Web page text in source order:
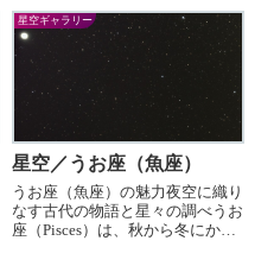
双子の形を描いています。この星
座は、ギリシャ神話のカストルと
ポルックスという双子に由来して
おり、その美しさと神秘性から...
星空ギャラリー
星空／うお座（魚座）
うお座（魚座）の魅力夜空に織り
なす古代の物語と星々の調べうお
座（Pisces）は、秋から冬にかけ